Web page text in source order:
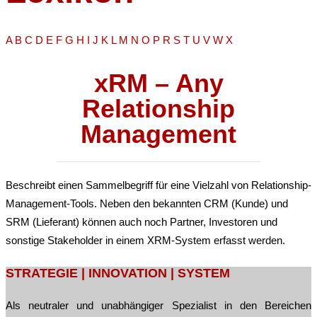
A B C D E F G H I J K L M N O P R S T U V W X
xRM – Any
Relationship
Management
Beschreibt einen Sammelbegriff für eine Vielzahl von Relationship-
Management-Tools. Neben den bekannten CRM (Kunde) und
SRM (Lieferant) können auch noch Partner, Investoren und
sonstige Stakeholder in einem XRM-System erfasst werden.
STRATEGIE | INNOVATION | SYSTEM
Als neutraler und unabhängiger Spezialist in den Bereichen